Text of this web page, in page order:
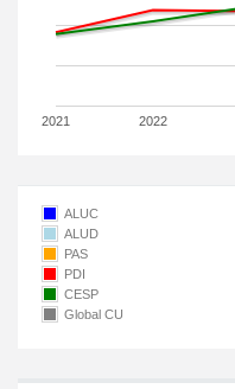
2021 2022
ALUC
ALUD
PAS
PDI
CESP
Global CU